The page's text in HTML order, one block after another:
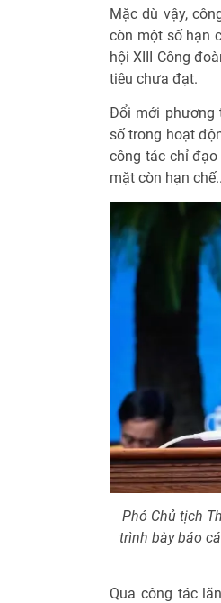
Mặc dù vậy,
còn một số hạn
hội XIII Công
tiêu chưa đạt.
Đổi mới phương
số trong hoạt
công tác chỉ
mặt còn hạn
Phó Chủ tịch
trình bày báo
Qua công tác